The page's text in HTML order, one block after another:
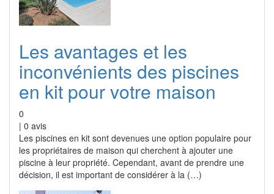
Les avantages et les
inconvénients des piscines
en kit pour votre maison
0
| 0 avis
Les piscines en kit sont devenues une option populaire pour
les propriétaires de maison qui cherchent à ajouter une
piscine à leur propriété. Cependant, avant de prendre une
décision, il est important de considérer à la (…)